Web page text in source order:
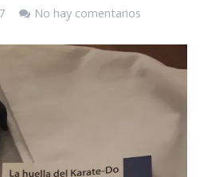
temporada 2026/27
No hay comentarios